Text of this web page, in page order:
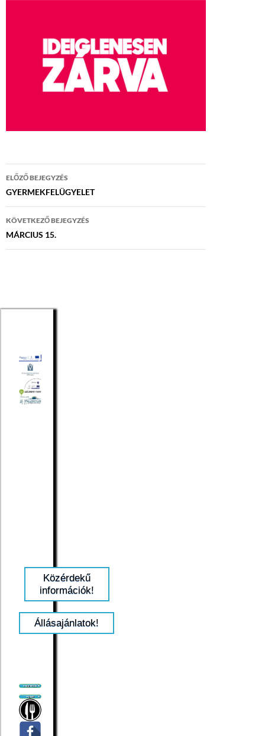
Bejegyzés
navigáció
ELŐZŐ BEJEGYZÉS
GYERMEKFELÜGYELET
KÖVETKEZŐ BEJEGYZÉS
MÁRCIUS 15.
Közérdekű
információk!
Állásajánlatok!